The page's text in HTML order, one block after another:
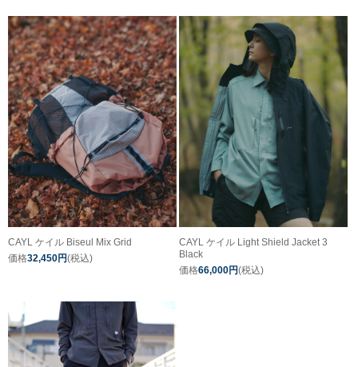
CAYL ケイル Biseul Mix Grid
価格32,450円(税込)
CAYL ケイル Light Shield Jacket 3
Black
価格66,000円(税込)